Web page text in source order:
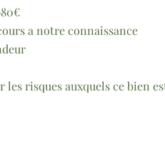
a notre connaissance
les risques auxquels ce bien